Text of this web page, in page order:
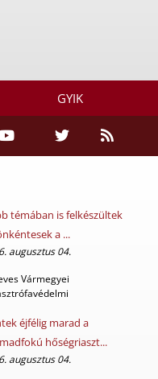
GYIK
témában is felkészültek
a ...
augusztus 04.
Vármegyei
éjfélig marad a
hőségriaszt...
augusztus 04.